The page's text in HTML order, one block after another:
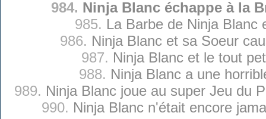
984. Ninja Blanc échappe à la
985. La Barbe de Ninja Blanc
986. Ninja Blanc et sa Soeur
987. Ninja Blanc et le tout
988. Ninja Blanc a une
989. Ninja Blanc joue au super Jeu du
990. Ninja Blanc n'était encore